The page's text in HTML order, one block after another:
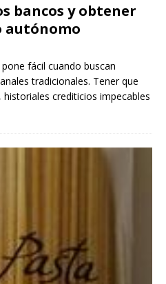
bancos y obtener
autónomo
fácil cuando buscan
tradicionales. Tener que
crediticios impecables